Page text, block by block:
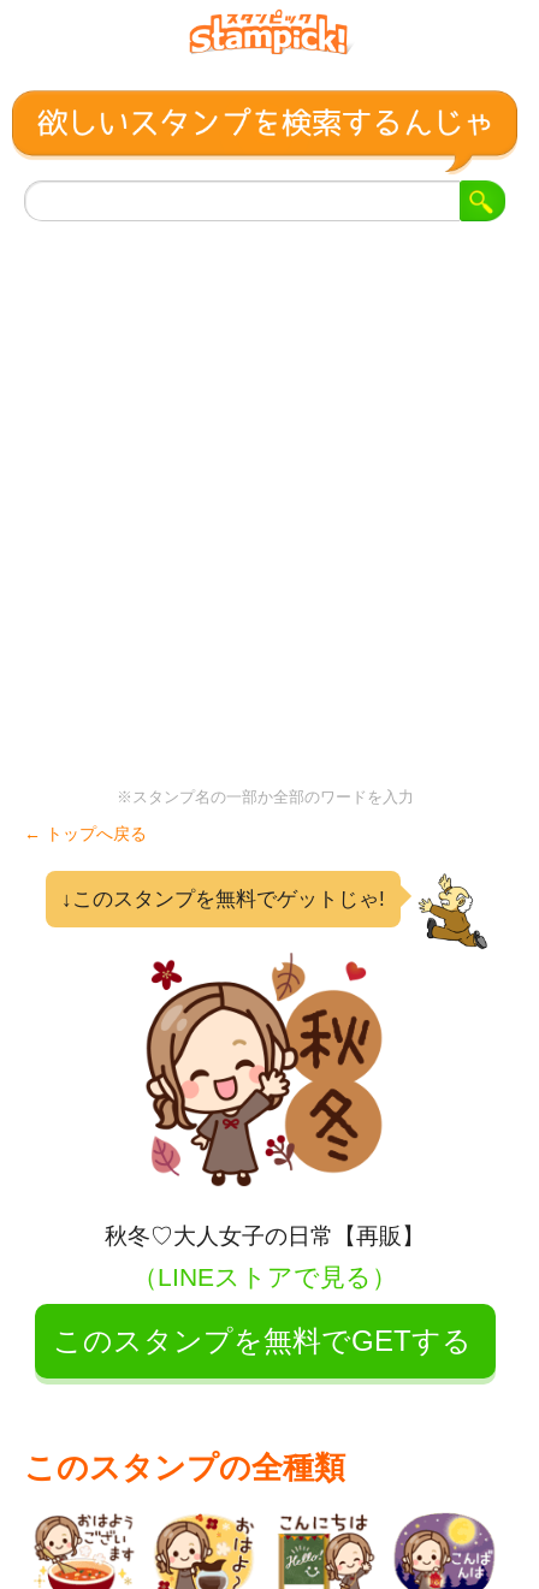
※スタンプ名の一部か全部のワードを入力
← トップへ戻る
↓このスタンプを無料でゲットじゃ!
秋冬♡大人女子の日常【再販】
（LINEストアで見る）
このスタンプを無料でGETする
このスタンプの全種類